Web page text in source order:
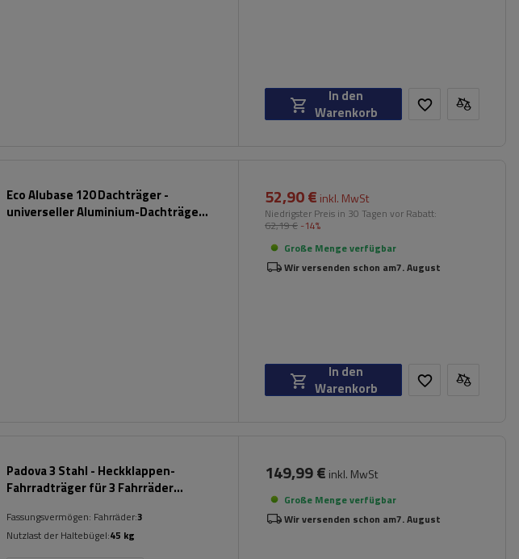
In den
Warenkorb
Eco Alubase 120 Dachträger -
universeller Aluminium-Dachträger
52,90 € inkl. MwSt
Niedrigster Preis in 30 Tagen vor Rabatt:
62,19 € -14%
Große Menge verfügbar
Wir versenden schon am7. August
In den
Warenkorb
Padova 3 Stahl - Heckklappen-
Fahrradträger für 3 Fahrräder
Fassungsvermögen: Fahrräder:3
Nutzlast der Haltebügel:45 kg
149,99 € inkl. MwSt
Große Menge verfügbar
Wir versenden schon am7. August